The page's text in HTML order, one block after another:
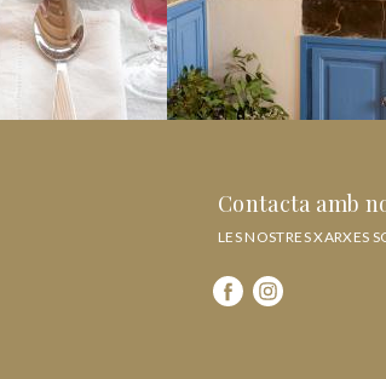
Contacta amb
LES NOSTRES XARXES